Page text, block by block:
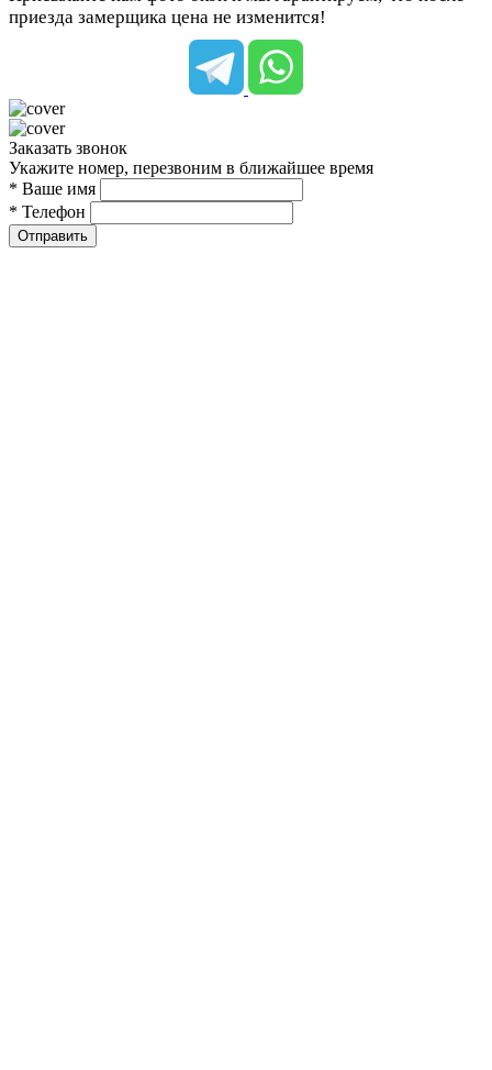
приезда замерщика цена не изменится!
Заказать звонок
Укажите номер, перезвоним в ближайшее время
* Ваше имя
* Телефон
Отправить